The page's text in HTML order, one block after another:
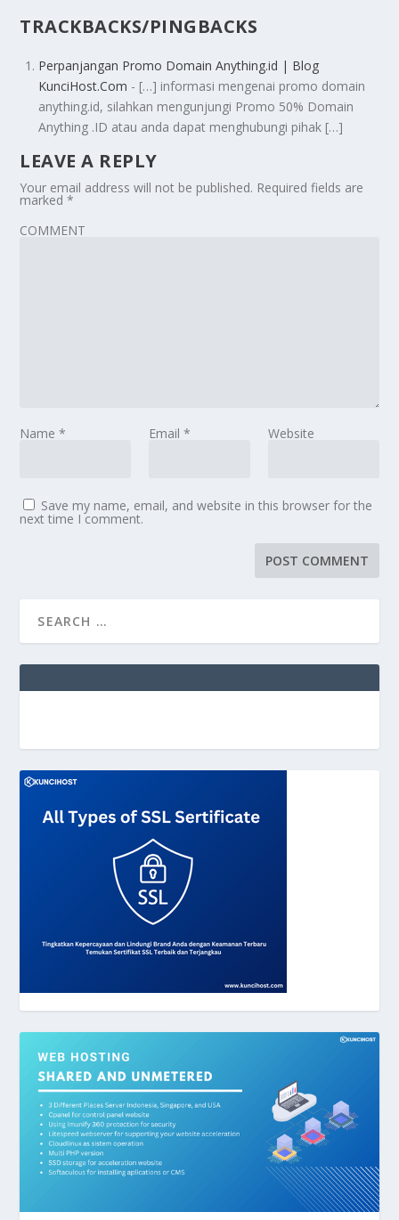
TRACKBACKS/PINGBACKS
Perpanjangan Promo Domain Anything.id | Blog
KunciHost.Com - […] informasi mengenai promo domain
anything.id, silahkan mengunjungi Promo 50% Domain
Anything .ID atau anda dapat menghubungi pihak […]
LEAVE A REPLY
Your email address will not be published. Required fields are
marked*
COMMENT
Name* Email * Website
Save my name, email, and website in this browser for the
next time I comment.